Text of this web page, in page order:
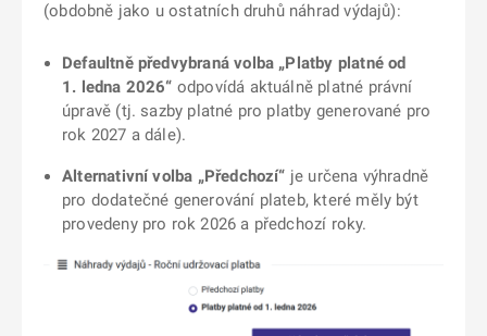
(obdobně jako u ostatních druhů náhrad výdajů):
Defaultně předvybraná volba „Platby platné od
1. ledna 2026“ odpovídá aktuálně platné právní
úpravě (tj. sazby platné pro platby generované pro
rok 2027 a dále).
Alternativní volba „Předchozí“ je určena výhradně
pro dodatečné generování plateb, které měly být
provedeny pro rok 2026 a předchozí roky.